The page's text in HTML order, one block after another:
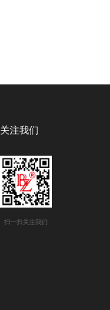
关注我们
扫一扫关注我们